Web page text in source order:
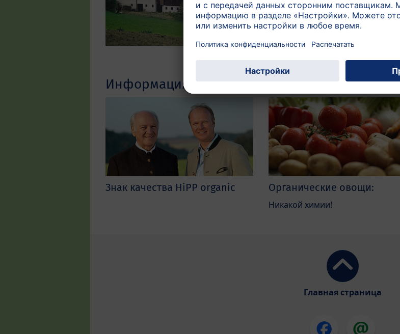
природных землях и без
химии...
Информация которая может вас
Знак качества HiPP organic Органические овощи:
Никакой химии!
Главная страница